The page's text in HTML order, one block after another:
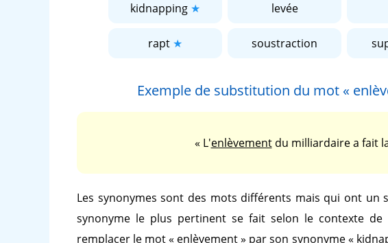
kidnapping levée
rapt soustraction
Exemple de substitution du mot «
« L'enlèvementdu milliardaire a fait
Les synonymes sont des mots différents mais qui ont un
synonyme le plus pertinent se fait selon le contexte
remplacer le mot« enlèvement » par son synonyme«